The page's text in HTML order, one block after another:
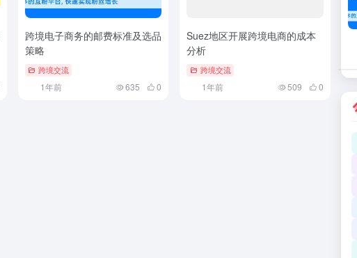
跨境电子商务的邮费标准及选品
策略
跨境交流
1年前 635 0
Suez地区开展跨境电商的成本
分析
跨境交流
1年前 509 0